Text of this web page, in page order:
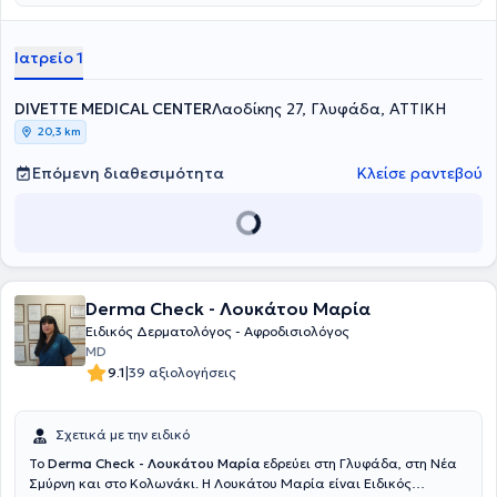
εμπειρία σε περιστατικά laser αποτρίχωσης, peeling, θεραπείας
Derma Clinic προσφέρονται πλήθος υπηρεσιών, εξατομικευμένες
για τις ανάγκες εκάστοτε ασθενούς.
Ιατρείο 1
DIVETTE MEDICAL CENTERΛαοδίκης 27, Γλυφάδα, ΑΤΤΙΚΗ
20,3 km
Επόμενη διαθεσιμότητα Κλείσε ραντεβού
Derma Check - Λουκάτου Μαρία
Ειδικός Δερματολόγος - Αφροδισιολόγος
MD
9.1|39 αξιολογήσεις
Σχετικά με την ειδικό
To Derma Check - Λουκάτου Μαρία εδρεύει στη Γλυφάδα, στη Νέα
Σμύρνη και στο Κολωνάκι. Η Λουκάτου Μαρία είναι Ειδικός